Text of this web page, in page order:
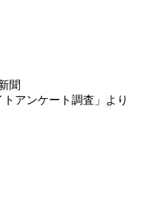
聞
トアンケート調査」より